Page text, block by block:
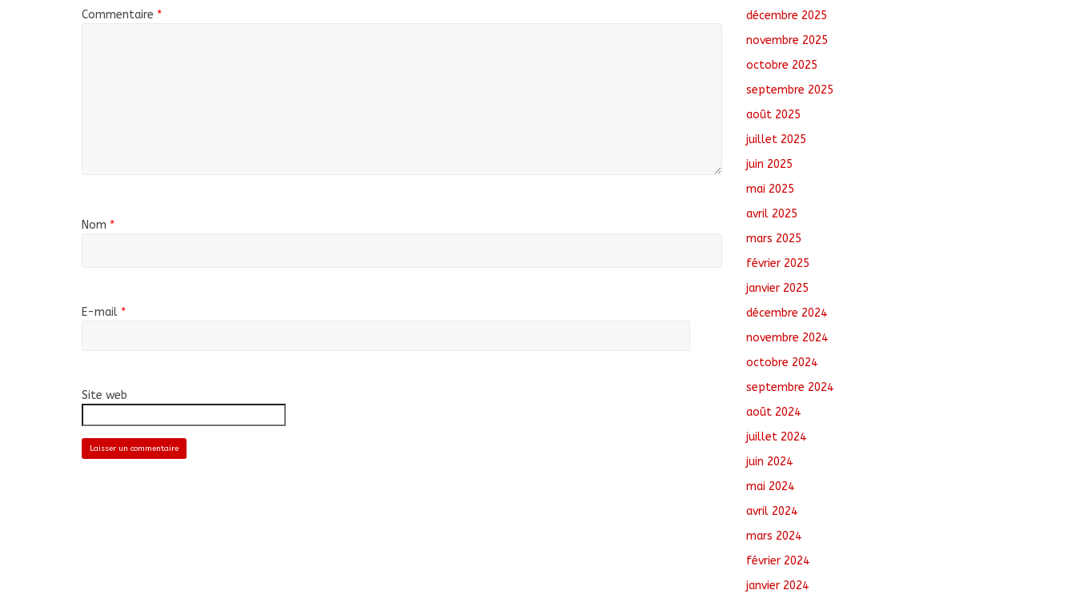
Commentaire *
Nom *
E-mail *
Site web
décembre 2025
novembre 2025
octobre 2025
septembre 2025
août 2025
juillet 2025
juin 2025
mai 2025
avril 2025
mars 2025
février 2025
janvier 2025
décembre 2024
novembre 2024
octobre 2024
septembre 2024
août 2024
juillet 2024
juin 2024
mai 2024
avril 2024
mars 2024
février 2024
janvier 2024